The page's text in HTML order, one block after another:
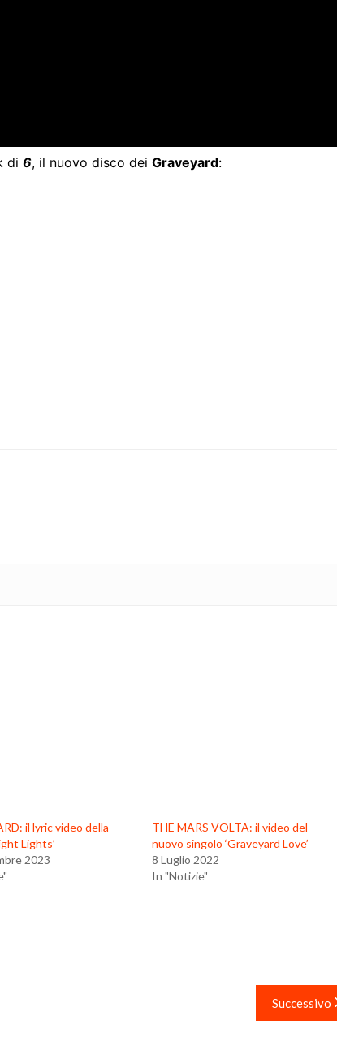
di 6, il nuovo disco dei Graveyard:
il lyric video della
Lights’
2023
THE MARS VOLTA: il video del
nuovo singolo ‘Graveyard Love’
8 Luglio 2022
In "Notizie"
Successivo